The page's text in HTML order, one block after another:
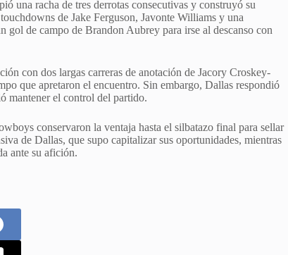
una racha de tres derrotas consecutivas y construyó su
de Jake Ferguson, Javonte Williams y una
gol de campo de Brandon Aubrey para irse al descanso con
con dos largas carreras de anotación de Jacory Croskey-
que apretaron el encuentro. Sin embargo, Dallas respondió
mantener el control del partido.
conservaron la ventaja hasta el silbatazo final para sellar
de Dallas, que supo capitalizar sus oportunidades, mientras
ante su afición.